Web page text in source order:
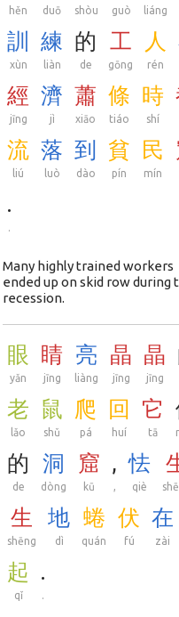
hěn duō shòu guò liáng
訓
xùn
練
liàn
的
de
工
gōng
人
rén
經
jīng
濟
jì
蕭
xiāo
條
tiáo
時
shí
流
liú
落
luò
到
dào
貧
pín
民
mín
.
.
Many highly trained workers
ended up on skid row during
recession.
眼
yǎn
睛
jīng
亮
liàng
晶
jīng
晶
jīng
老
lǎo
鼠
shǔ
爬
pá
回
huí
它
tā
的
de
洞
dòng
窟
kū
,
,
怯
qiè
生
shēng
地
dì
蜷
quán
伏
fú
在
zài
起
qǐ
.
.